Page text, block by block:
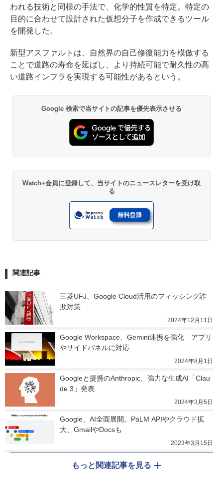
われる技術と同様の手法で、化学的性質を特定。特定の
目的に合わせて設計された仮想分子を作成できるツール
を開発した。
新型アスファルトは、自然界の自己修復能力を模倣する
ことで道路の寿命を延ばし、より持続可能で耐久性の高
い道路インフラを実現する可能性があるという。
Google 検索で当サイトの記事を優先表示させる
Watch+会員に登録して、当サイトのニュースレターを受け取
る
関連記事
三菱UFJ、Google Cloud活用のフィッシング詐
欺対策
2024年12月11日
Google Workspace、Gemini連携を強化　アプリ
やサイドパネルに対応
2024年8月1日
Googleと提携のAnthropic、強力な生成AI「Clau
de 3」発表
2024年3月5日
Google、AI全面展開。PaLM APIやクラウド拡
大、GmailやDocsも
2023年3月15日
もっと関連記事を見る